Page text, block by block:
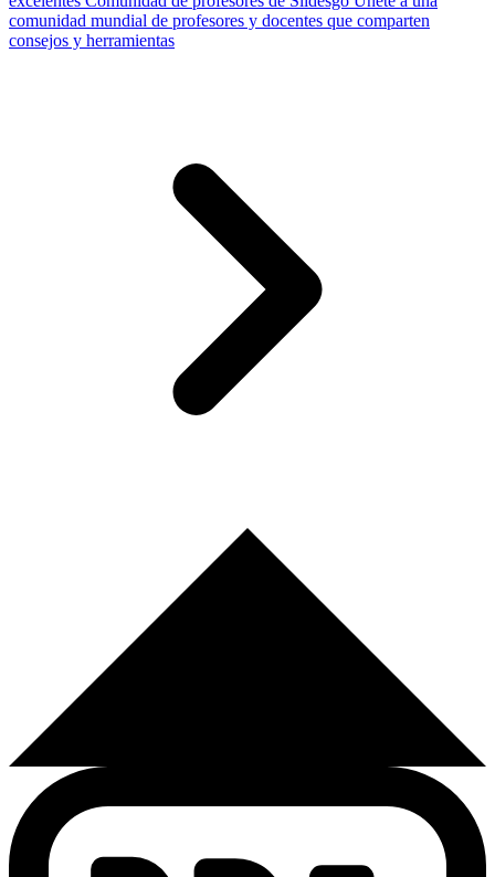
comunidad mundial de profesores y docentes que comparten
consejos y herramientas